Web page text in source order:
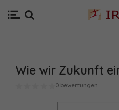
Wie wir Zukunft
0 bewertungen